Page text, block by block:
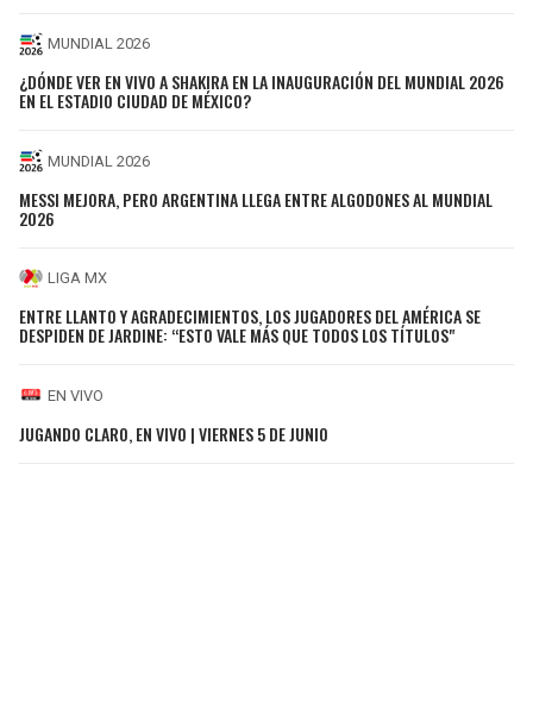
MUNDIAL 2026
¿DÓNDE VER EN VIVO A SHAKIRA EN LA INAUGURACIÓN DEL MUNDIAL 2026
EN EL ESTADIO CIUDAD DE MÉXICO?
MUNDIAL 2026
MESSI MEJORA, PERO ARGENTINA LLEGA ENTRE ALGODONES AL MUNDIAL
2026
LIGA MX
ENTRE LLANTO Y AGRADECIMIENTOS, LOS JUGADORES DEL AMÉRICA SE
DESPIDEN DE JARDINE: “ESTO VALE MÁS QUE TODOS LOS TÍTULOS"
EN VIVO
JUGANDO CLARO, EN VIVO | VIERNES 5 DE JUNIO